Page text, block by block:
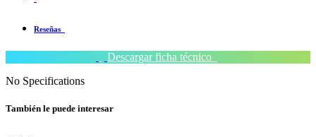
Reseñas
Descargar ficha técnico
No Specifications
También le puede interesar